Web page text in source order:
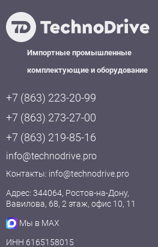
Импортные промышленные
комплектующие и оборудование
+7 (863) 223-20-99
+7 (863) 273-27-00
+7 (863) 219-85-16
info@technodrive.pro
Контакты: info@technodrive.pro
Адрес: 344064, Ростов-на-Дону,
Вавилова, 68, 2 этаж, офис 10, 11
Мы в MAX
ИНН 6165158015